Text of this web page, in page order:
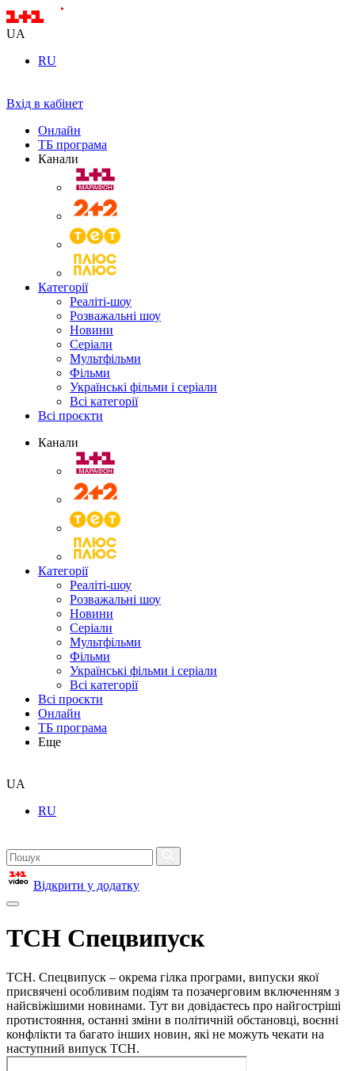
UA
RU
Вхід в кабінет
Онлайн
ТБ програма
Канали
Категорії
Реаліті-шоу
Розважальні шоу
Новини
Серіали
Мультфільми
Фільми
Українські фільми і серіали
Всі категорії
Всі проєкти
Канали
Категорії
Реаліті-шоу
Розважальні шоу
Новини
Серіали
Мультфільми
Фільми
Українські фільми і серіали
Всі категорії
Всі проєкти
Онлайн
ТБ програма
Еще
UA
RU
Відкрити у додатку
ТСН Спецвипуск
ТСН. Спецвипуск – окрема гілка програми, випуски якої
присвячені особливим подіям та позачерговим включенням з
найсвіжішими новинами. Тут ви довідаєтесь про найгостріші
протистояння, останні зміни в політичній обстановці, воєнні
конфлікти та багато інших новин, які не можуть чекати на
наступний випуск ТСН.